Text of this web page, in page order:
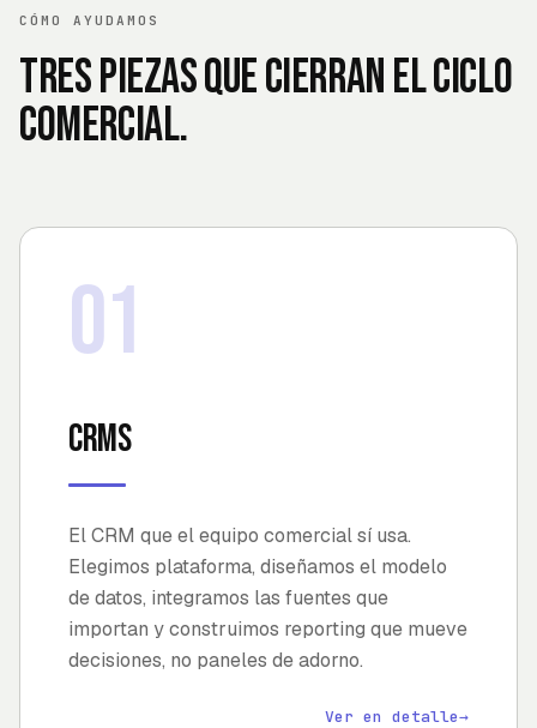
CÓMO AYUDAMOS
Tres piezas que cierran el ciclo
comercial.
01
CRMs
El CRM que el equipo comercial sí usa.
Elegimos plataforma, diseñamos el modelo
de datos, integramos las fuentes que
importan y construimos reporting que mueve
decisiones, no paneles de adorno.
Ver en detalle→